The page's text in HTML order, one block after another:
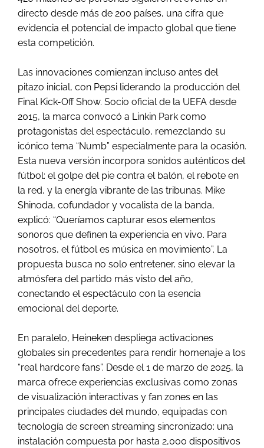
directo desde más de 200 países, una cifra que
evidencia el potencial de impacto global que tiene
esta competición.
Las innovaciones comienzan incluso antes del
pitazo inicial, con Pepsi liderando la producción del
Final Kick-Off Show. Socio oficial de la UEFA desde
2015, la marca convocó a Linkin Park como
protagonistas del espectáculo, remezclando su
icónico tema “Numb” especialmente para la ocasión.
Esta nueva versión incorpora sonidos auténticos del
fútbol: el golpe del pie contra el balón, el rebote en
la red, y la energía vibrante de las tribunas. Mike
Shinoda, cofundador y vocalista de la banda,
explicó: “Queríamos capturar esos elementos
sonoros que definen la experiencia en vivo. Para
nosotros, el fútbol es música en movimiento”. La
propuesta busca no solo entretener, sino elevar la
atmósfera del partido más visto del año,
conectando el espectáculo con la esencia
emocional del deporte.
En paralelo, Heineken despliega activaciones
globales sin precedentes para rendir homenaje a los
“real hardcore fans”. Desde el 1 de marzo de 2025, la
marca ofrece experiencias exclusivas como zonas
de visualización interactivas y fan zones en las
principales ciudades del mundo, equipadas con
tecnología de screen streaming sincronizado: una
instalación compuesta por hasta 2,000 dispositivos